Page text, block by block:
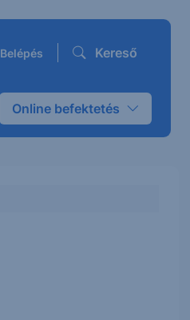
Belépés Kereső
Online befektetés